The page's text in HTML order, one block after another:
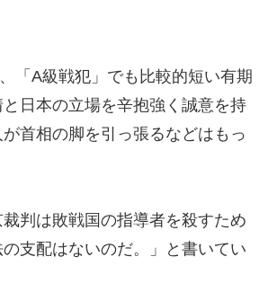
「A級戦犯」でも比較的短い有期
日本の立場を辛抱強く誠意を持
首相の脚を引っ張るなどはもっ
判は敗戦国の指導者を殺すため
支配はないのだ。」と書いてい